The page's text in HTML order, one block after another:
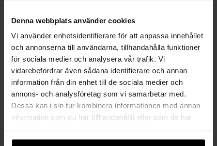
Denna webbplats använder cookies
Vi använder enhetsidentifierare för att anpassa innehållet
och annonserna till användarna, tillhandahålla funktioner
för sociala medier och analysera vår trafik. Vi
vidarebefordrar även sådana identifierare och annan
information från din enhet till de sociala medier och
annons- och analysföretag som vi samarbetar med.
Dessa kan i sin tur kombinera informationen med annan
information som du har tillhandahållit eller som de har
Semi Solid Twill Slim
ETON
1 999 SEK
Jacquard Open Collar Polo
ETON
1 999 SEK